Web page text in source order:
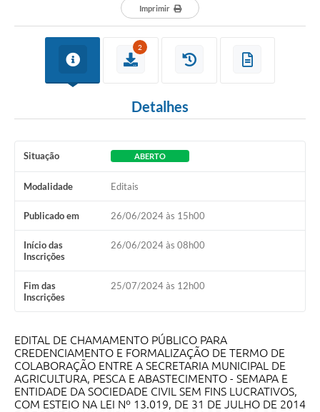
Imprimir
2
Detalhes
Situação ABERTO
Modalidade Editais
Publicado em 26/06/2024 às 15h00
Início das
Inscrições
26/06/2024 às 08h00
Fim das
Inscrições
25/07/2024 às 12h00
EDITAL DE CHAMAMENTO PÚBLICO PARA
CREDENCIAMENTO E FORMALIZAÇÃO DE TERMO DE
COLABORAÇÃO ENTRE A SECRETARIA MUNICIPAL DE
AGRICULTURA, PESCA E ABASTECIMENTO - SEMAPA E
ENTIDADE DA SOCIEDADE CIVIL SEM FINS LUCRATIVOS,
COM ESTEIO NA LEI Nº 13.019, DE 31 DE JULHO DE 2014